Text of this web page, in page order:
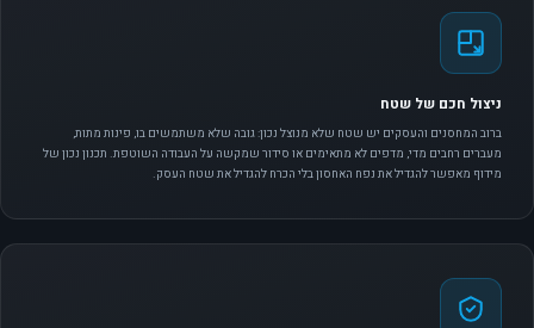
ניצול חכם של שטח
ברוב המחסנים והעסקים יש שטח שלא מנוצל נכון: גובה שלא משתמשים בו, פינות מתות,
מעברים רחבים מדי, מדפים לא מתאימים או סידור שמקשה על העבודה השוטפת. תכנון נכון של
מידוף מאפשר להגדיל את נפח האחסון בלי הכרח להגדיל את שטח העסק.